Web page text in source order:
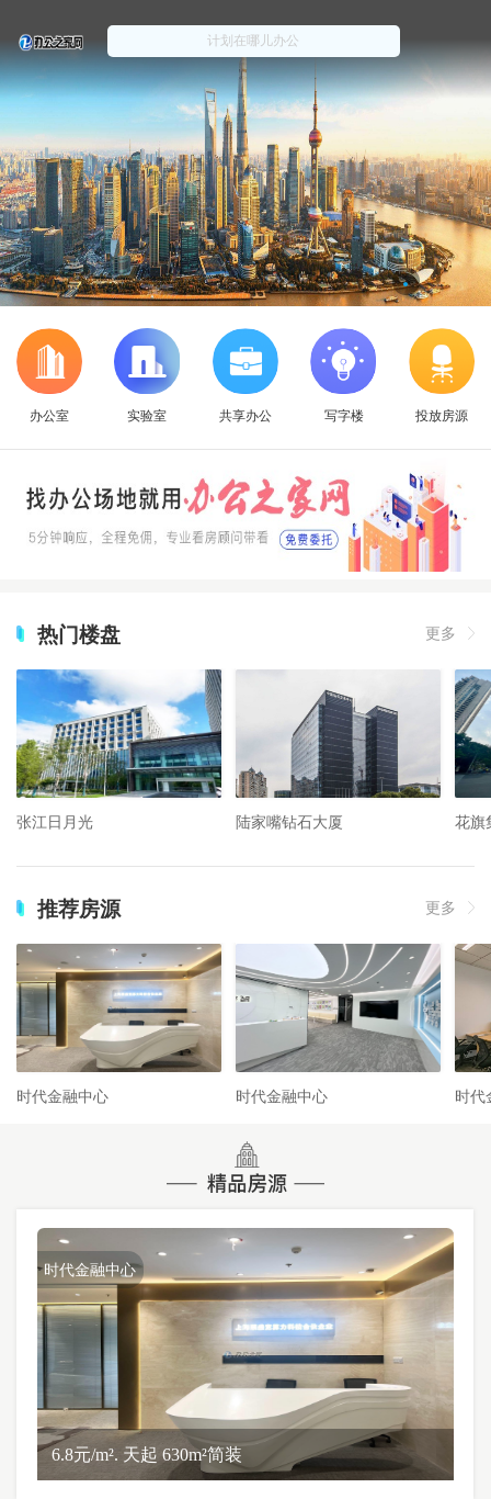
办公室 实验室 共享办公 写字楼 投放房源
热门楼盘 更多
张江日月光 陆家嘴钻石大厦 花旗
推荐房源 更多
时代金融中心 时代金融中心 时代
时代金融中心
6.8元/m². 天起 630m²简装